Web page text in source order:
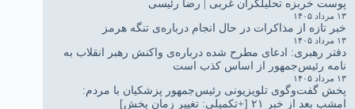
پوست خربزه تحلیلگران غربی | رضا رئیسی
۱۳ مرداد ۱۴۰۵
خبر تازه از مذاکرات در حال انجام درباره‌ی تنگه هرمز
۱۳ مرداد ۱۴۰۵
دفتر رهبری: ادعای مطرح شده درباره‌ی واکنش رهبر انقلاب به
نامه رئیس‌جمهور از اساس کذب است
۱۳ مرداد ۱۴۰۵
پخش گفت‌وگوی تلویزیونی رئیس‌جمهور پزشکیان با مردم:
امشب بعد از خبر ۲۱ [+تکمیلی: تغییر زمان پخش]